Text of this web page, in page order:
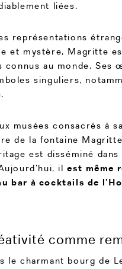
liées.
représentations
et mystère, Magritte
connus au monde. Ses
singuliers,
musées consacrés à
de la fontaine
est disséminé
ilest même
bar à cocktails de
comme
le charmant bourg de